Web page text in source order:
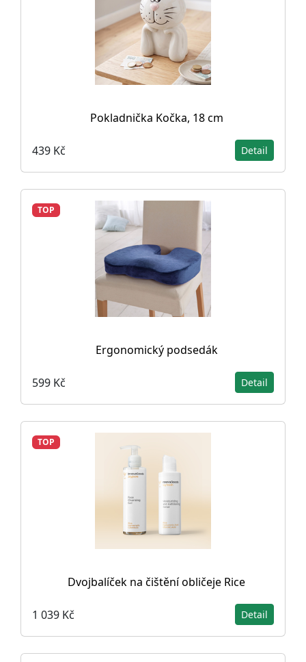
Pokladnička Kočka, 18 cm
439 Kč Detail
TOP
Ergonomický podsedák
599 Kč Detail
TOP
Dvojbalíček na čištění obličeje Rice
1 039 Kč Detail